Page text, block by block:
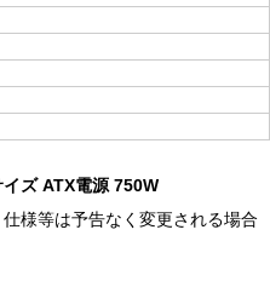
ズ ATX電源 750W
様等は予告なく変更される場合